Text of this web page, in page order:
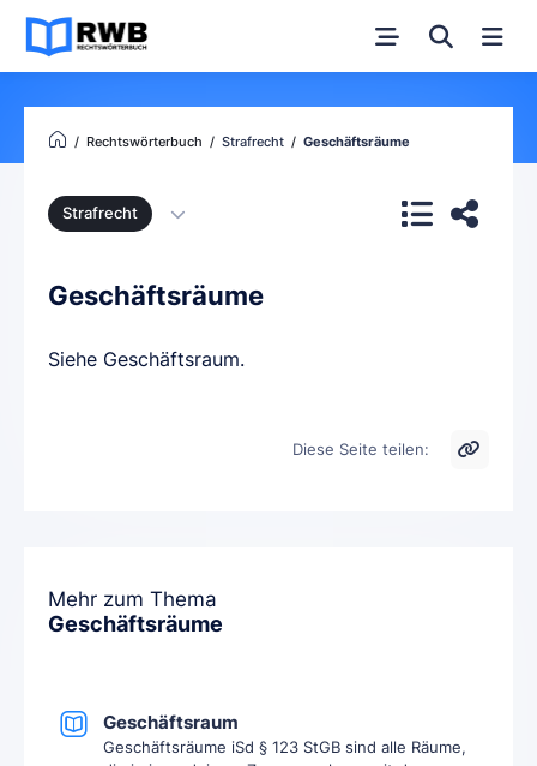
Rechtswörterbuch Strafrecht Geschäftsräume
Strafrecht
Geschäftsräume
Siehe Geschäftsraum.
Diese Seite teilen:
Mehr zum Thema
Geschäftsräume
Geschäftsraum
Geschäftsräume iSd § 123 StGB sind alle Räume,